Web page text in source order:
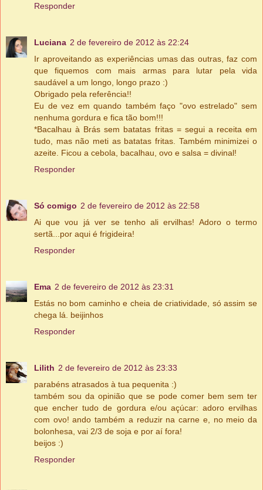
Responder
Luciana 2 de fevereiro de 2012 às 22:24
Ir aproveitando as experiências umas das outras, faz com
que fiquemos com mais armas para lutar pela vida
saudável a um longo, longo prazo :)
Obrigado pela referência!!
Eu de vez em quando também faço "ovo estrelado" sem
nenhuma gordura e fica tão bom!!!
*Bacalhau à Brás sem batatas fritas = segui a receita em
tudo, mas não meti as batatas fritas. Também minimizei o
azeite. Ficou a cebola, bacalhau, ovo e salsa = divinal!
Responder
Só comigo 2 de fevereiro de 2012 às 22:58
Ai que vou já ver se tenho ali ervilhas! Adoro o termo
sertã...por aqui é frigideira!
Responder
Ema 2 de fevereiro de 2012 às 23:31
Estás no bom caminho e cheia de criatividade, só assim se
chega lá. beijinhos
Responder
Lilith 2 de fevereiro de 2012 às 23:33
parabéns atrasados à tua pequenita :)
também sou da opinião que se pode comer bem sem ter
que encher tudo de gordura e/ou açúcar: adoro ervilhas
com ovo! ando também a reduzir na carne e, no meio da
bolonhesa, vai 2/3 de soja e por aí fora!
beijos :)
Responder